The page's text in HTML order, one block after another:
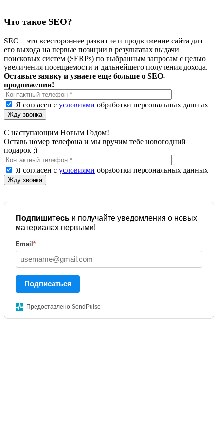
Что такое SEO?
SEO – это всестороннее развитие и продвижение сайта для
его выхода на первые позиции в результатах выдачи
поисковых систем (SERPs) по выбранным запросам с целью
увеличения посещаемости и дальнейшего получения дохода.
Оставьте заявку и узнаете еще больше о SEO-
продвижении!
Я согласен с условиями обработки персональных данных
С наступающим Новым Годом!
Оставь номер телефона и мы вручим тебе новогодний
подарок ;)
Я согласен с условиями обработки персональных данных
Подпишитесь и получайте уведомления о новых
материалах первыми!
Email *
Подписаться
Предоставлено SendPulse